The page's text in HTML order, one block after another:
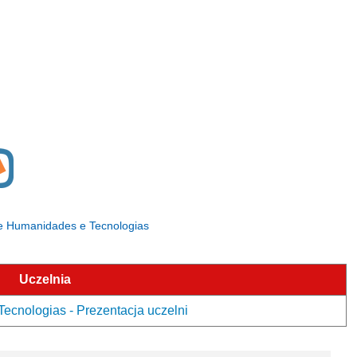
Humanidades e Tecnologias
Uczelnia
- Prezentacja uczelni